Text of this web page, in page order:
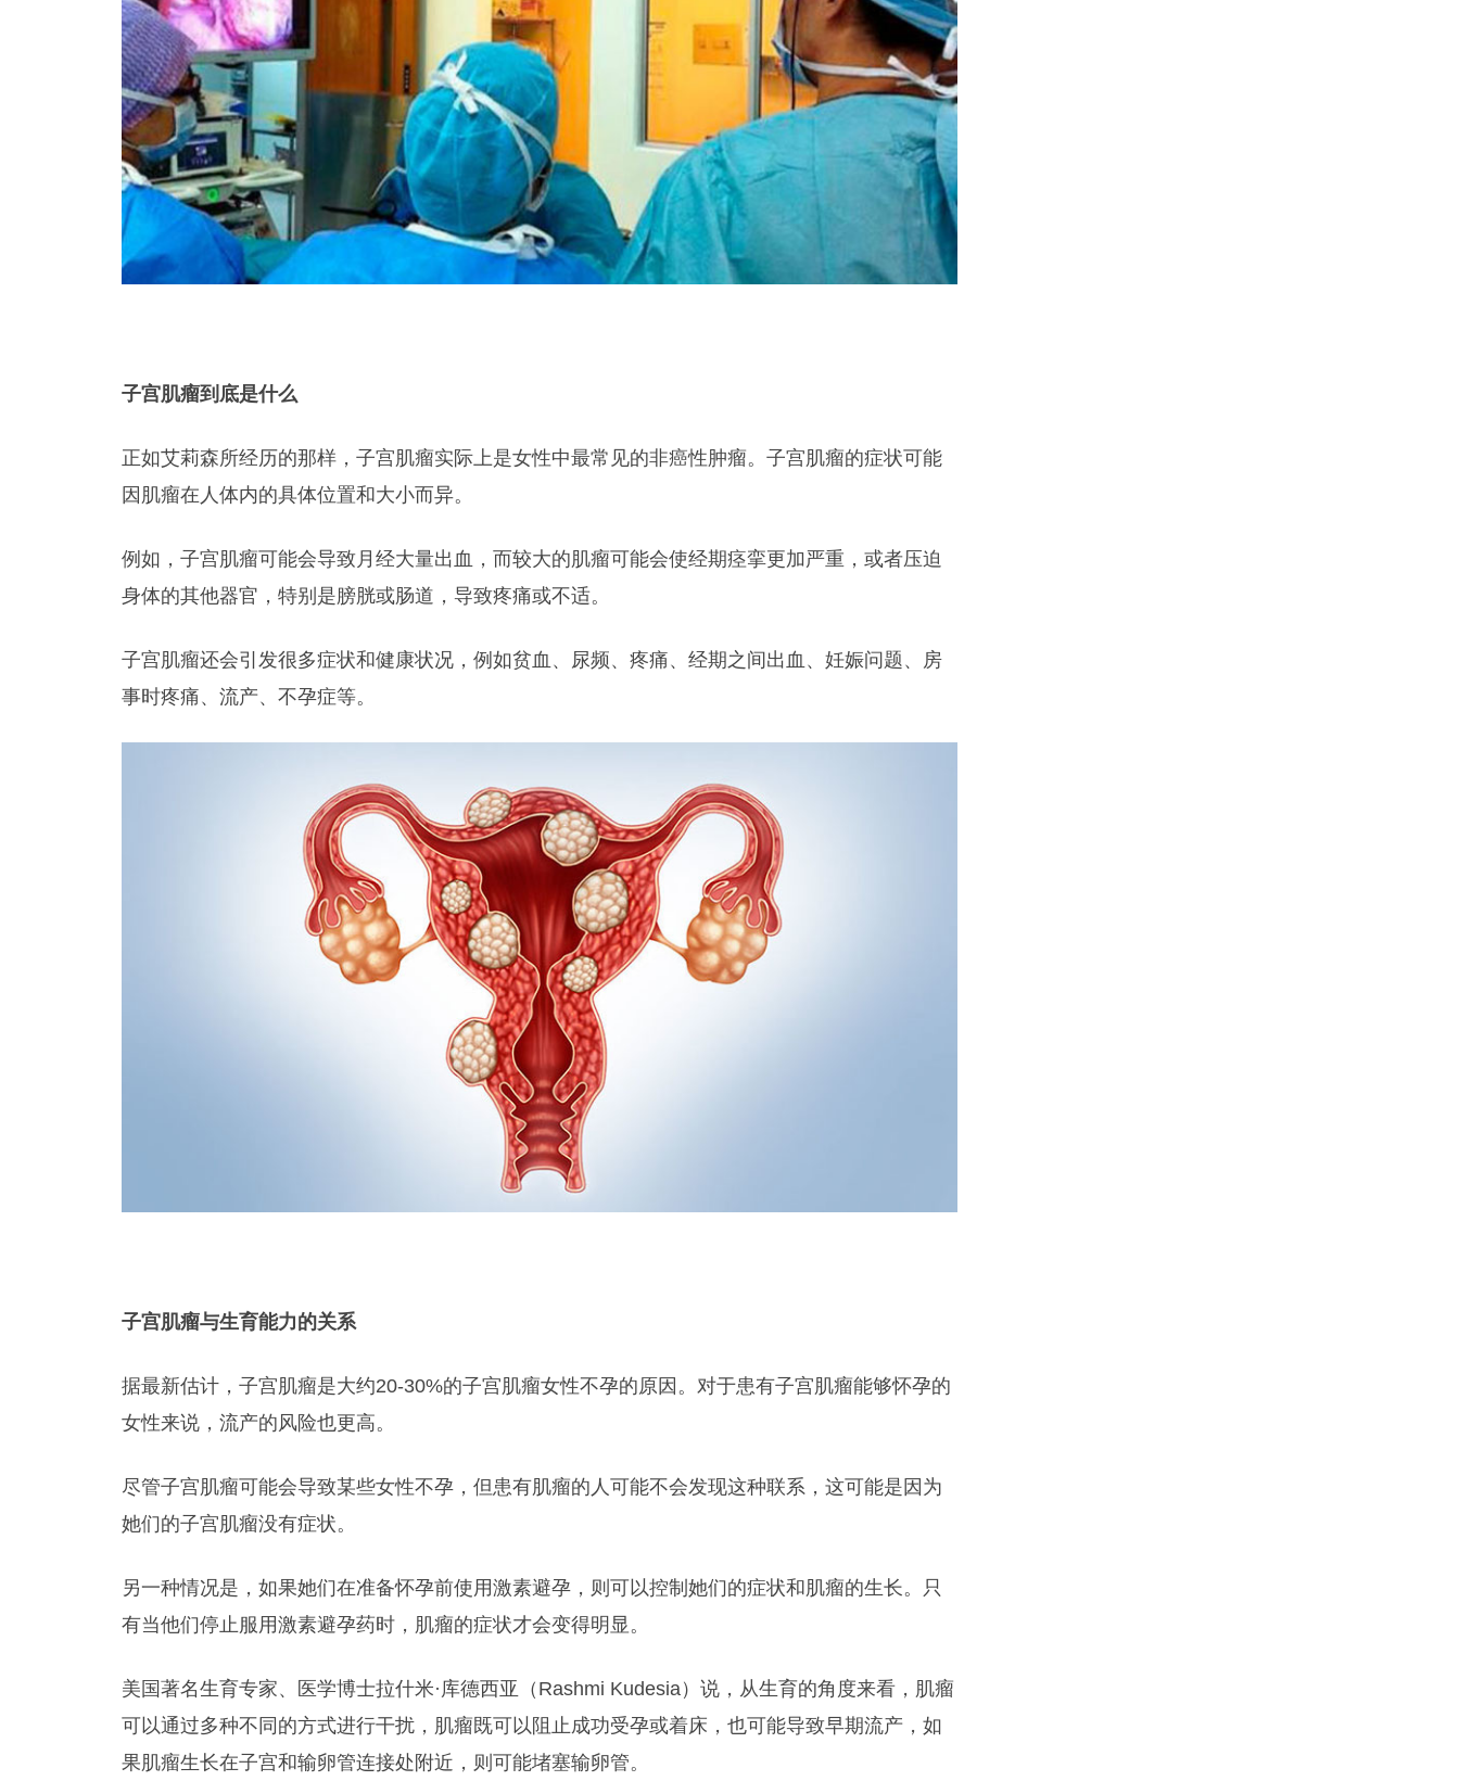
子宫肌瘤到底是什么
正如艾莉森所经历的那样，子宫肌瘤实际上是女性中最常见的非癌性肿瘤。子宫肌瘤的症状可能
因肌瘤在人体内的具体位置和大小而异。
例如，子宫肌瘤可能会导致月经大量出血，而较大的肌瘤可能会使经期痉挛更加严重，或者压迫
身体的其他器官，特别是膀胱或肠道，导致疼痛或不适。
子宫肌瘤还会引发很多症状和健康状况，例如贫血、尿频、疼痛、经期之间出血、妊娠问题、房
事时疼痛、流产、不孕症等。
子宫肌瘤与生育能力的关系
据最新估计，子宫肌瘤是大约20-30%的子宫肌瘤女性不孕的原因。对于患有子宫肌瘤能够怀孕的
女性来说，流产的风险也更高。
尽管子宫肌瘤可能会导致某些女性不孕，但患有肌瘤的人可能不会发现这种联系，这可能是因为
她们的子宫肌瘤没有症状。
另一种情况是，如果她们在准备怀孕前使用激素避孕，则可以控制她们的症状和肌瘤的生长。只
有当他们停止服用激素避孕药时，肌瘤的症状才会变得明显。
美国著名生育专家、医学博士拉什米·库德西亚（Rashmi Kudesia）说，从生育的角度来看，肌瘤
可以通过多种不同的方式进行干扰，肌瘤既可以阻止成功受孕或着床，也可能导致早期流产，如
果肌瘤生长在子宫和输卵管连接处附近，则可能堵塞输卵管。